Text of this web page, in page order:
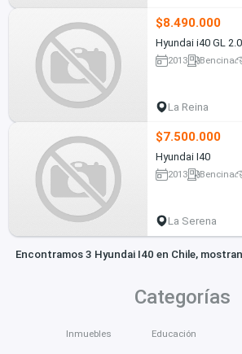
$8.490.000
Hyundai i40 GL
2013 Bencina
La Reina
$7.500.000
Hyundai I40
2013 Bencina
La Serena
Encontramos 3 Hyundai I40 en Chile,
Categorías
Inmuebles Educación